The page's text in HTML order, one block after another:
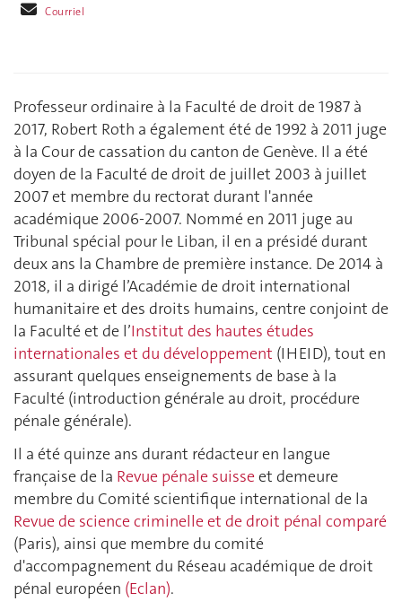
Courriel
Professeur ordinaire à la Faculté de droit de 1987 à
2017, Robert Roth a également été de 1992 à 2011 juge
à la Cour de cassation du canton de Genève. Il a été
doyen de la Faculté de droit de juillet 2003 à juillet
2007 et membre du rectorat durant l'année
académique 2006-2007. Nommé en 2011 juge au
Tribunal spécial pour le Liban, il en a présidé durant
deux ans la Chambre de première instance. De 2014 à
2018, il a dirigé l’Académie de droit international
humanitaire et des droits humains, centre conjoint de
la Faculté et de l’Institut des hautes études
internationales et du développement (IHEID), tout en
assurant quelques enseignements de base à la
Faculté (introduction générale au droit, procédure
pénale générale).
Il a été quinze ans durant rédacteur en langue
française de la Revue pénale suisseet demeure
membre du Comité scientifique international de la
Revue de science criminelle et de droit pénal comparé
(Paris), ainsi que membre du comité
d'accompagnement du Réseau académique de droit
pénal européen (Eclan).